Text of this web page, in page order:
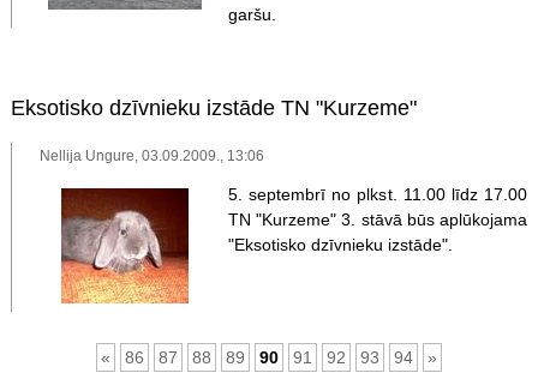
garšu.
Eksotisko dzīvnieku izstāde TN "Kurzeme"
Nellija Ungure, 03.09.2009., 13:06
5. septembrī no plkst. 11.00 līdz 17.00
TN "Kurzeme" 3. stāvā būs aplūkojama
"Eksotisko dzīvnieku izstāde".
« 86 87 88 89 90 91 92 93 94 »